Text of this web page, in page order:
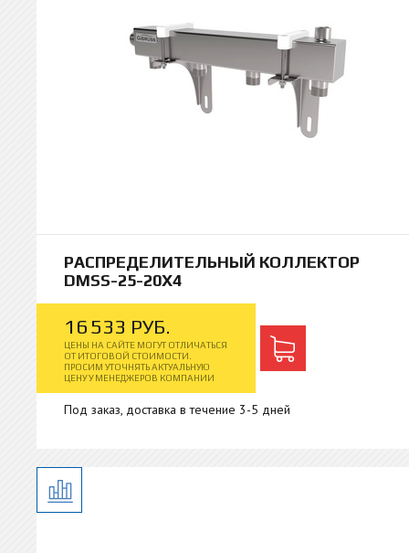
РАСПРЕДЕЛИТЕЛЬНЫЙ КОЛЛЕКТОР
DMSS-25-20X4
16533 РУБ.
ЦЕНЫ НА САЙТЕ МОГУТ ОТЛИЧАТЬСЯ
ОТ ИТОГОВОЙ СТОИМОСТИ.
ПРОСИМ УТОЧНЯТЬ АКТУАЛЬНУЮ
ЦЕНУ У МЕНЕДЖЕРОВ КОМПАНИИ
Под заказ, доставка в течение 3-5 дней